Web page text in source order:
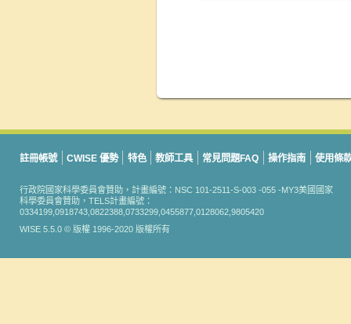
註冊帳號 CWISE 優勢 特色 教師工具 常見問題FAQ 操作指南 使用條
行政院國家科學委員會贊助，計畫編號：NSC 101-2511-S-003 -055 -MY3美國國家
科學委員會贊助，TELS計畫編號：
0334199,0918743,0822388,0733299,0455877,0128062,9805420
WISE 5.5.0 © 版權 1996-2020 版權所有